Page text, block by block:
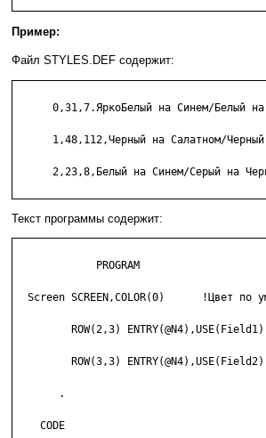
Пример:
Файл STYLES.DEF содержит:
0,31,7.ЯркоБелый на Синем/Белый
1,48,112,Черный на Салатном/
2,23,8,Белый на Синeм/Серый на
Текст программы содержит:
             PROGRAM
Screen SCREEN,COLOR(0)      !Цвет по
ROW(2,3)
ROW(3,3)
       .
    CODE